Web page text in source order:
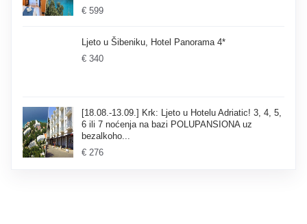
€ 599
Ljeto u Šibeniku, Hotel Panorama 4*
€ 340
[18.08.-13.09.] Krk: Ljeto u Hotelu Adriatic! 3, 4, 5,
6 ili 7 noćenja na bazi POLUPANSIONA uz
bezalkoho...
€ 276